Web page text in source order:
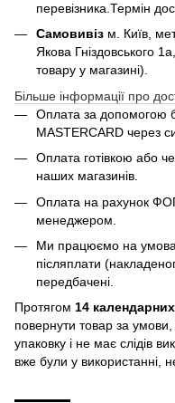
перевізника.Термін
Самовивіз м. Київ,
Якова Гніздовського
товару у магазині).
Більше інформації про
Оплата за допомогою
MASTERCARD через
Оплата готівкою або
наших магазинів.
Оплата на рахунок
менеджером.
Ми працюємо на
післяплати
передбачені.
Протягом 14
повернути товар за умови,
упаковку і не має слідів
вже були у використанні,